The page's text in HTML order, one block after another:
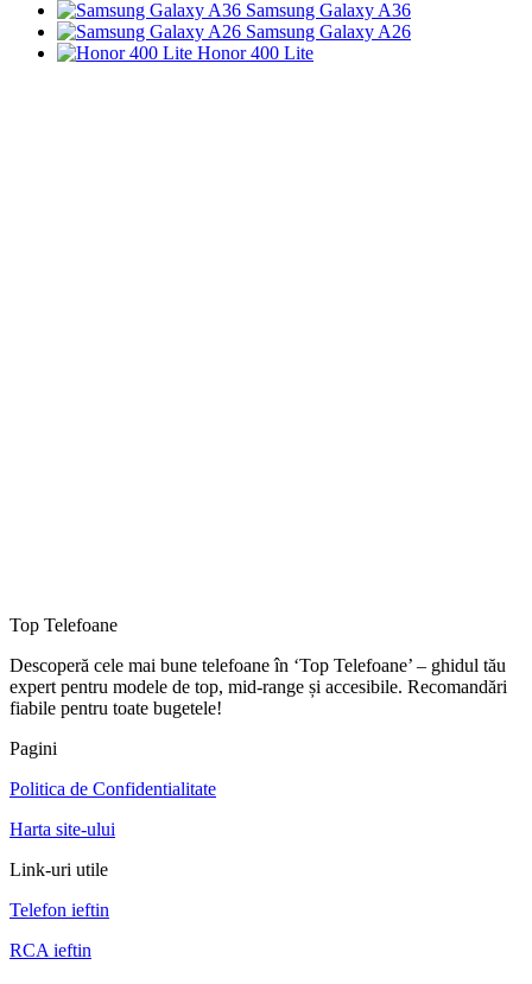
Samsung Galaxy A36
Samsung Galaxy A26
Honor 400 Lite
Top Telefoane
Descoperă cele mai bune telefoane în ‘Top Telefoane’ – ghidul tău
expert pentru modele de top, mid-range și accesibile. Recomandări
fiabile pentru toate bugetele!
Pagini
Politica de Confidentialitate
Harta site-ului
Link-uri utile
Telefon ieftin
RCA ieftin